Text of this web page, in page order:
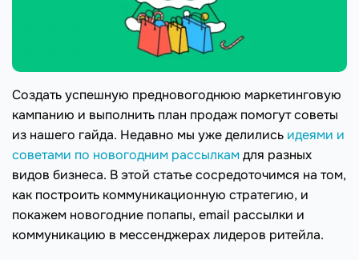
Создать успешную предновогоднюю маркетинговую
кампанию и выполнить план продаж помогут советы
из нашего гайда. Недавно мы уже делились идеями и
советами по новогодним рассылкамдля разных
видов бизнеса. В этой статье сосредоточимся на том,
как построить коммуникационную стратегию, и
покажем новогодние попапы, email рассылки и
коммуникацию в мессенджерах лидеров ритейла.